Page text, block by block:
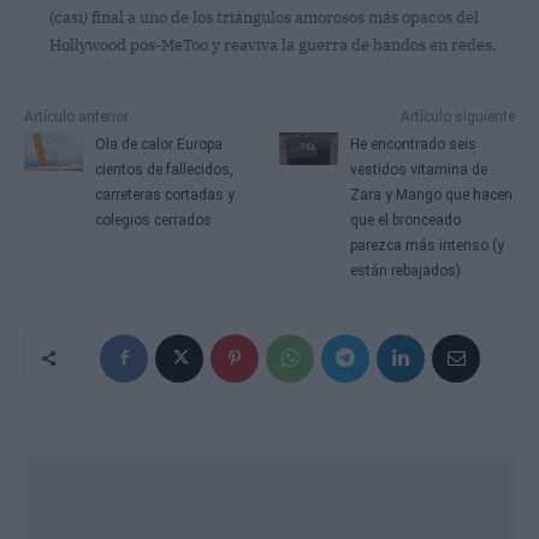
(casi) final a uno de los triángulos amorosos más opacos del
Hollywood pos-MeToo y reaviva la guerra de bandos en redes.
Artículo anterior
Ola de calor Europa:
cientos de fallecidos,
carreteras cortadas y
colegios cerrados
Artículo siguiente
He encontrado seis
vestidos vitamina de
Zara y Mango que hacen
que el bronceado
parezca más intenso (y
están rebajados)